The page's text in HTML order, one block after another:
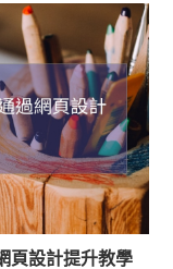
頁設計提升教學